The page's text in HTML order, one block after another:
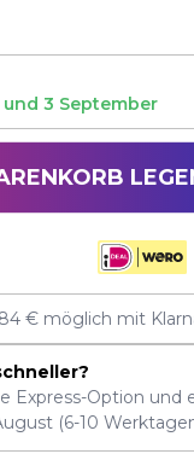
und 3 September
€ möglich mit
Express-Option und
(6-10